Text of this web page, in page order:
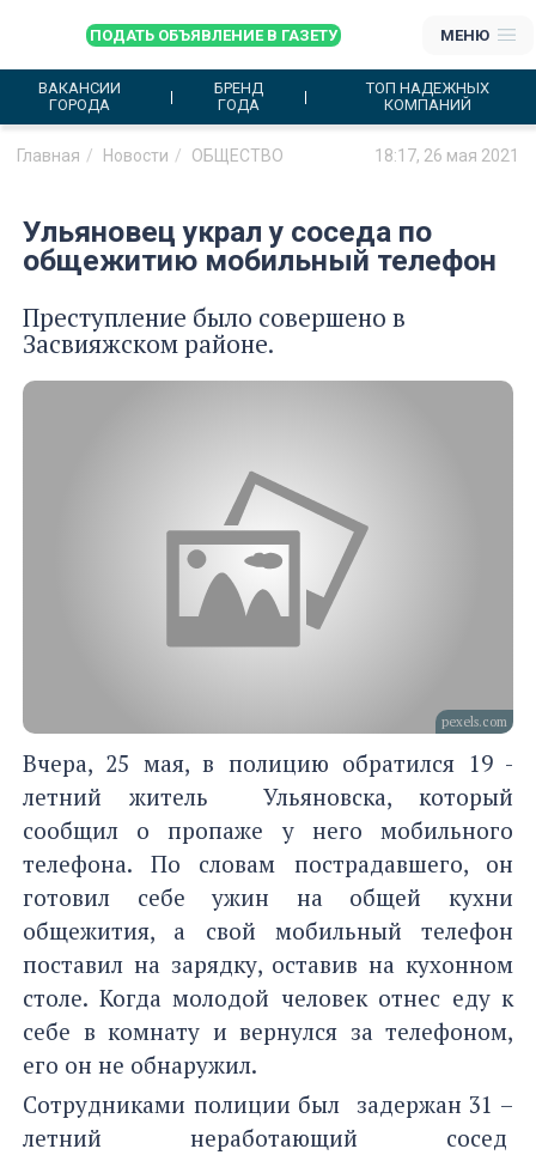
ПОДАТЬ ОБЪЯВЛЕНИЕ В ГАЗЕТУ МЕНЮ
ВАКАНСИИ
ГОРОДА
БРЕНД
ГОДА
ТОП НАДЕЖНЫХ
КОМПАНИЙ
Главная Новости ОБЩЕСТВО 18:17, 26 мая 2021
Ульяновец украл у соседа по
общежитию мобильный телефон
Преступление было совершено в
Засвияжском районе.
pexels.com
Вчера, 25 мая, в полицию обратился 19 -
летний житель Ульяновска, который
сообщил о пропаже у него мобильного
телефона. По словам пострадавшего, он
готовил себе ужин на общей кухни
общежития, а свой мобильный телефон
поставил на зарядку, оставив на кухонном
столе. Когда молодой человек отнес еду к
себе в комнату и вернулся за телефоном,
его он не обнаружил.
Сотрудниками полиции был задержан 31 –
летний неработающий сосед